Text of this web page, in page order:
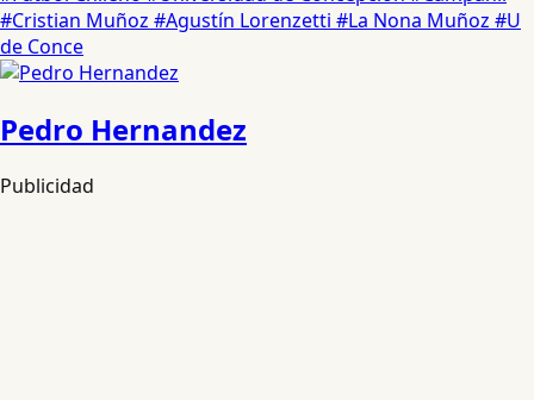
#Cristian Muñoz #Agustín Lorenzetti #La Nona Muñoz #U
de Conce
Pedro Hernandez
Publicidad